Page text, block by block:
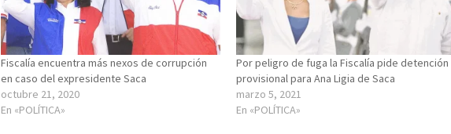
Fiscalía encuentra más nexos de corrupción
en caso del expresidente Saca
octubre 21, 2020
En «POLÍTICA»
Por peligro de fuga la Fiscalía pide detención
provisional para Ana Ligia de Saca
marzo 5, 2021
En «POLÍTICA»